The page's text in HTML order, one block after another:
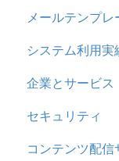
お知らせ
多言語変換
助成金
メールテンプレ
システム利用実
企業とサービス
用語の定義
企業について
セキュリティ
シングルサイ
コンテンツ配信